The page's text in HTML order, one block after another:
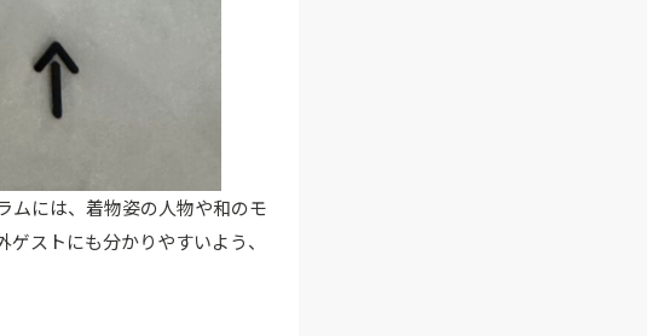
ムには、着物姿の人物や和のモ
ストにも分かりやすいよう、